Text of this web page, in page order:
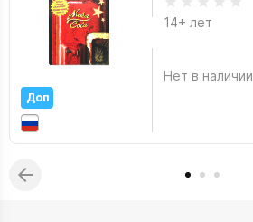
Доп
14+ лет
Нет в наличии